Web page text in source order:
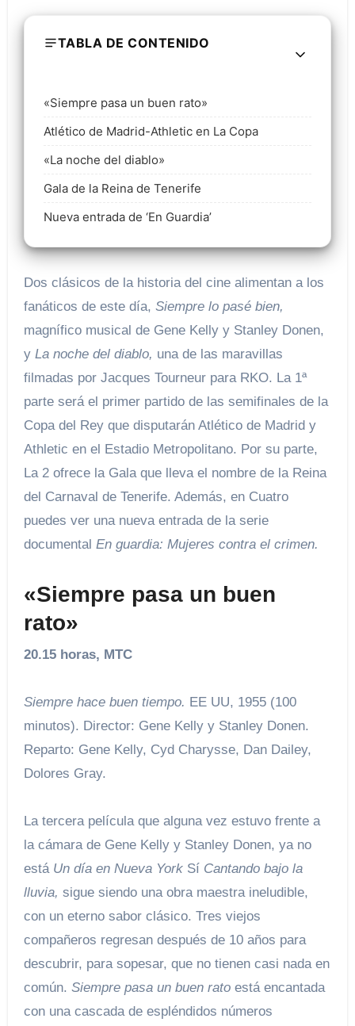
TABLA DE CONTENIDO
«Siempre pasa un buen rato»
Atlético de Madrid-Athletic en La Copa
«La noche del diablo»
Gala de la Reina de Tenerife
Nueva entrada de ‘En Guardia’
Dos clásicos de la historia del cine alimentan a los
fanáticos de este día, Siempre lo pasé bien,
magnífico musical de Gene Kelly y Stanley Donen,
y La noche del diablo, una de las maravillas
filmadas por Jacques Tourneur para RKO. La 1ª
parte será el primer partido de las semifinales de la
Copa del Rey que disputarán Atlético de Madrid y
Athletic en el Estadio Metropolitano. Por su parte,
La 2 ofrece la Gala que lleva el nombre de la Reina
del Carnaval de Tenerife. Además, en Cuatro
puedes ver una nueva entrada de la serie
documental En guardia: Mujeres contra el crimen.
«Siempre pasa un buen
rato»
20.15 horas, MTC
Siempre hace buen tiempo. EE UU, 1955 (100
minutos). Director: Gene Kelly y Stanley Donen.
Reparto: Gene Kelly, Cyd Charysse, Dan Dailey,
Dolores Gray.
La tercera película que alguna vez estuvo frente a
la cámara de Gene Kelly y Stanley Donen, ya no
está Un día en Nueva York Sí Cantando bajo la
lluvia, sigue siendo una obra maestra ineludible,
con un eterno sabor clásico. Tres viejos
compañeros regresan después de 10 años para
descubrir, para sopesar, que no tienen casi nada en
común. Siempre pasa un buen ratoestá encantada
con una cascada de espléndidos números